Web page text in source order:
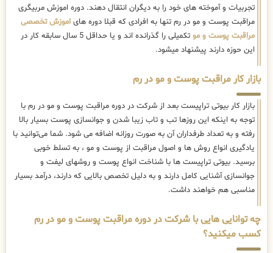
تجربیات و آموخته های خود را به دیگران انتقال دهند. دوره اموزش مربیگری
مراقبت پوست و مو در رم تنها به افرادی که قبلا دوره های اموزش تخصصی
مراقبت پوست و مو
تکمیلی را گذرانده اند و یا حداقل 5 سال سابقه کار در
این حوزه دارند پیشنهاد میشود.
بازار کار مراقبت پوست و مو در رم
بازار کار بیوتی تراپیست بعد از شرکت در دوره مراقبت پوست و مو در رم با
توجه به اینکه این روزها تب و تاب زیبا شدن و جوانسازی پوست بسیار بالا
رفته و به تعداد طرفداران آن به صورت روزانه اضافه می شود. شما می‌توانید با
یادگیری انواع روش ها و اصول مراقبت از پوست و مو ، به تسلط خوبی
برسید. بیوتی تراپیست ها با شناخت انواع پوست و روشهای لیفت و
جوانسازی آشنایی کامل دارند و به دلیل تخصص بالایی که دارند، درآمد بسیار
مناسبی هم خواهند داشت.
چه توانایی هایی با شرکت در دوره مراقبت پوست و مو در رم
کسب میکنید؟